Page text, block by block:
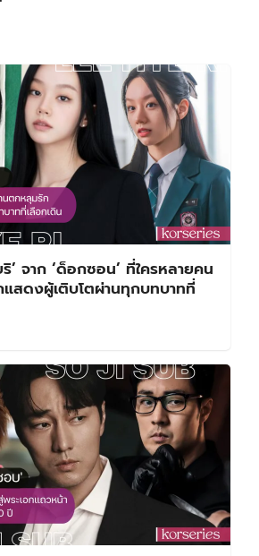
ริ’ จาก ‘ด็อกซอน’ ที่ใครหลายคน
สดงผู้เติบโตผ่านทุกบทบาทที่